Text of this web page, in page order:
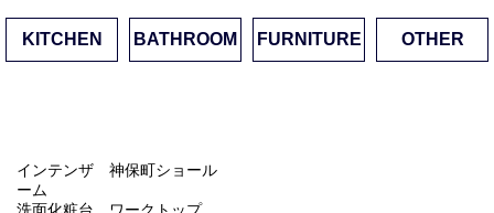
KITCHEN BATHROOM FURNITURE OTHER
インテンザ 神保町ショール
ーム